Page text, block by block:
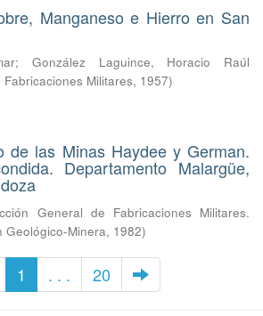
Manganeso e Hierro en San
;González Laguince, Horacio Raúl
Militares, 1957)
de las Minas Haydee y German.
Departamento Malargüe,
General de Fabricaciones Militares.
Geológico-Minera, 1982)
1 . . . 20